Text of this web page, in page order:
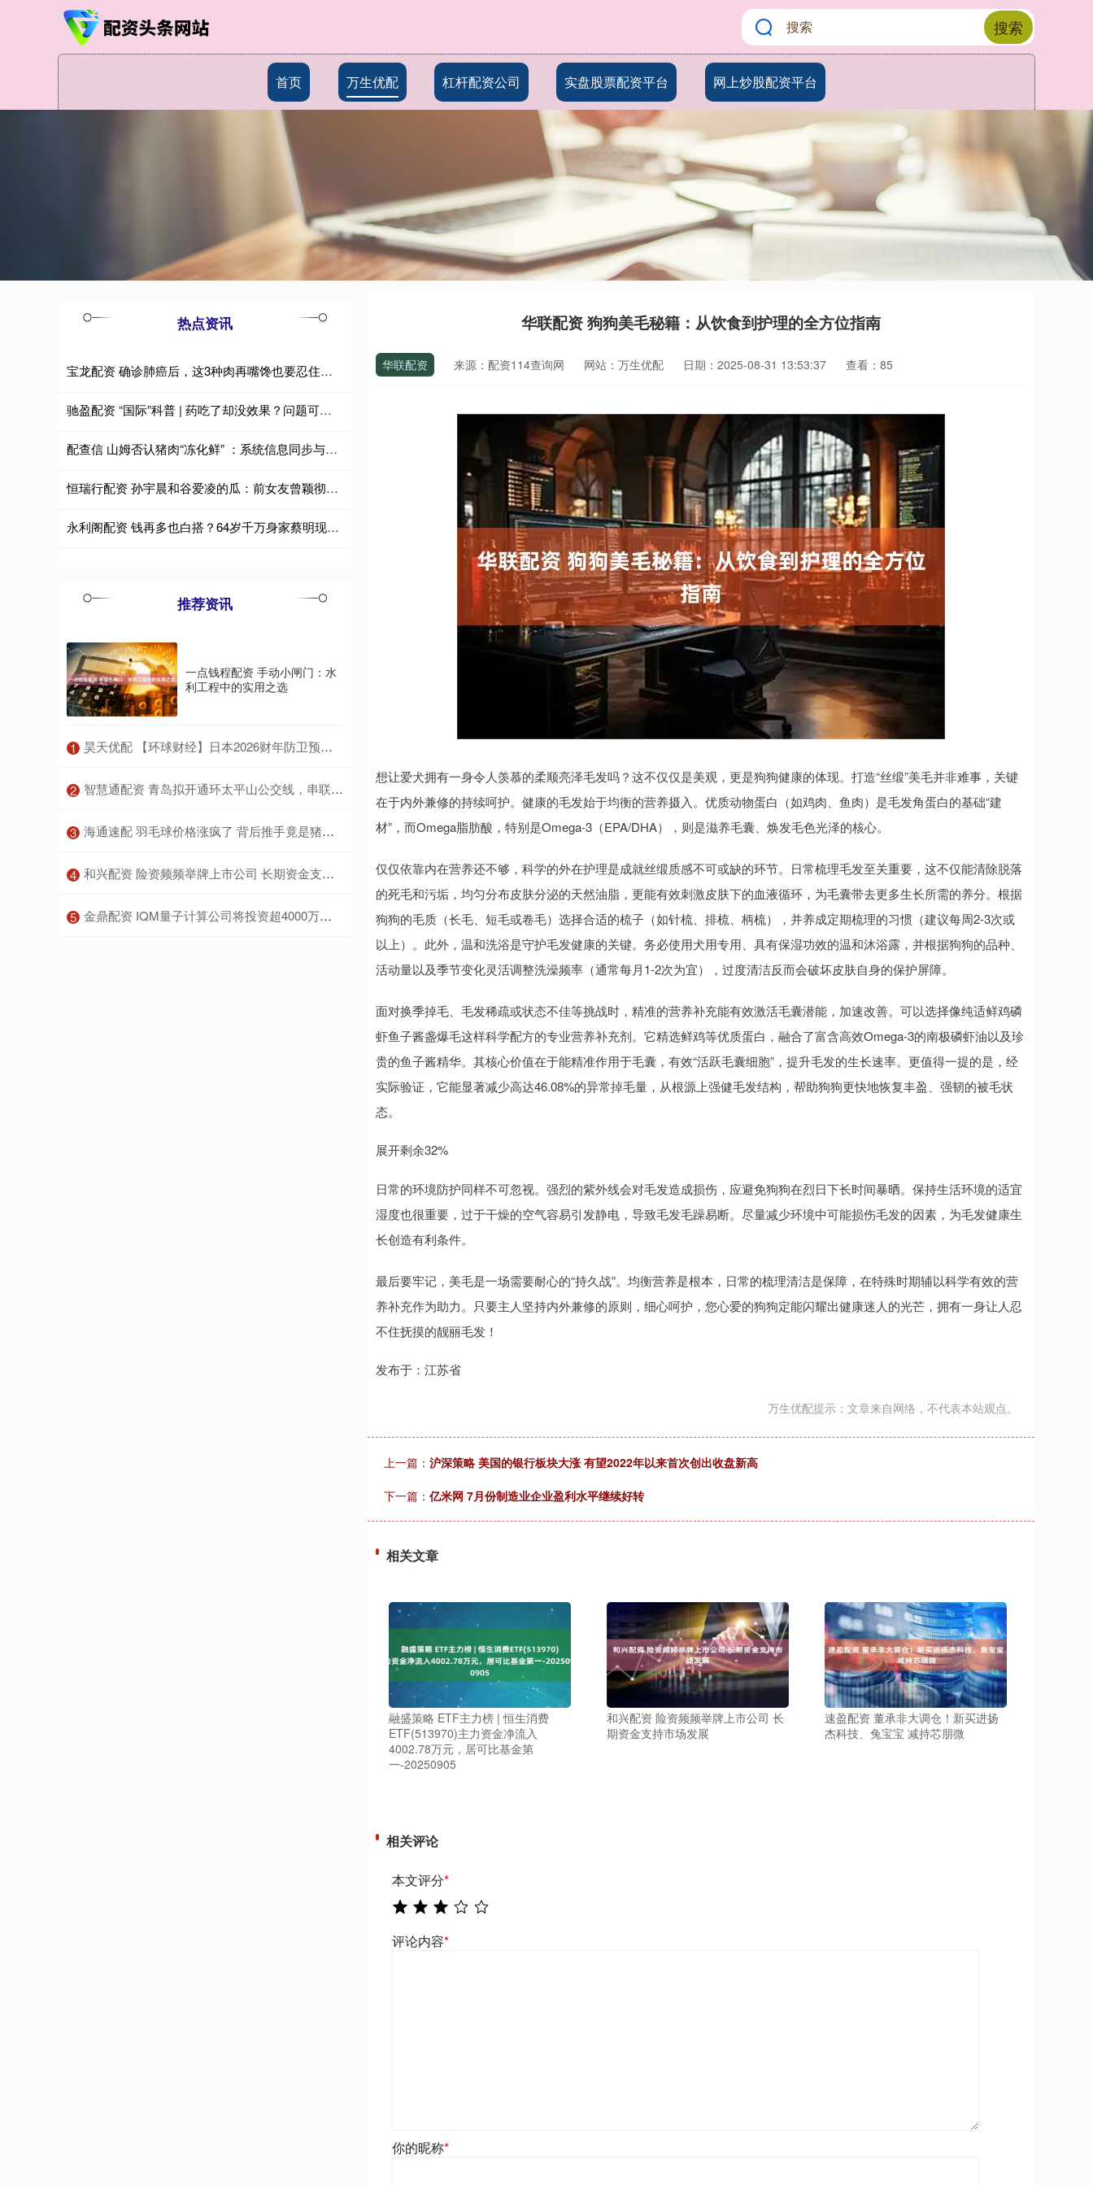
搜索
首页 万生优配 杠杆配资公司 实盘股票配资平台 网上炒股配资平台
华联配资 狗狗美毛秘籍：从饮食到护理的全方位指南
华联配资 来源：配资114查询网 网站：万生优配 日期：2025-08-31 13:53:37 查看：85
想让爱犬拥有一身令人羡慕的柔顺亮泽毛发吗？这不仅仅是美观，更是狗狗健康的体现。打造“丝缎”美毛并非难事，关键
在于内外兼修的持续呵护。健康的毛发始于均衡的营养摄入。优质动物蛋白（如鸡肉、鱼肉）是毛发角蛋白的基础“建
材”，而Omega脂肪酸，特别是Omega-3（EPA/DHA），则是滋养毛囊、焕发毛色光泽的核心。
仅仅依靠内在营养还不够，科学的外在护理是成就丝缎质感不可或缺的环节。日常梳理毛发至关重要，这不仅能清除脱落
的死毛和污垢，均匀分布皮肤分泌的天然油脂，更能有效刺激皮肤下的血液循环，为毛囊带去更多生长所需的养分。根据
狗狗的毛质（长毛、短毛或卷毛）选择合适的梳子（如针梳、排梳、柄梳），并养成定期梳理的习惯（建议每周2-3次或
以上）。此外，温和洗浴是守护毛发健康的关键。务必使用犬用专用、具有保湿功效的温和沐浴露，并根据狗狗的品种、
活动量以及季节变化灵活调整洗澡频率（通常每月1-2次为宜），过度清洁反而会破坏皮肤自身的保护屏障。
面对换季掉毛、毛发稀疏或状态不佳等挑战时，精准的营养补充能有效激活毛囊潜能，加速改善。可以选择像纯适鲜鸡磷
虾鱼子酱盏爆毛这样科学配方的专业营养补充剂。它精选鲜鸡等优质蛋白，融合了富含高效Omega-3的南极磷虾油以及珍
贵的鱼子酱精华。其核心价值在于能精准作用于毛囊，有效“活跃毛囊细胞”，提升毛发的生长速率。更值得一提的是，经
实际验证，它能显著减少高达46.08%的异常掉毛量，从根源上强健毛发结构，帮助狗狗更快地恢复丰盈、强韧的被毛状
态。
展开剩余32%
日常的环境防护同样不可忽视。强烈的紫外线会对毛发造成损伤，应避免狗狗在烈日下长时间暴晒。保持生活环境的适宜
湿度也很重要，过于干燥的空气容易引发静电，导致毛发毛躁易断。尽量减少环境中可能损伤毛发的因素，为毛发健康生
长创造有利条件。
最后要牢记，美毛是一场需要耐心的“持久战”。均衡营养是根本，日常的梳理清洁是保障，在特殊时期辅以科学有效的营
养补充作为助力。只要主人坚持内外兼修的原则，细心呵护，您心爱的狗狗定能闪耀出健康迷人的光芒，拥有一身让人忍
不住抚摸的靓丽毛发！
发布于：江苏省
万生优配提示：文章来自网络，不代表本站观点。
上一篇： 沪深策略 美国的银行板块大涨 有望2022年以来首次创出收盘新高
下一篇： 亿米网 7月份制造业企业盈利水平继续好转
相关文章
融盛策略 ETF主力榜 | 恒生消费
ETF(513970)主力资金净流入
4002.78万元，居可比基金第
一-20250905
和兴配资 险资频频举牌上市公司 长
期资金支持市场发展
速盈配资 董承非大调仓！新买进扬
杰科技、兔宝宝 减持芯朋微
相关评论
本文评分*
评论内容*
你的昵称*
热点资讯
宝龙配资 确诊肺癌后，这3种肉再嘴馋也要忍住，可能会加速病情恶化！
驰盈配资 “国际”科普 | 药吃了却没效果？问题可能出在您家餐桌上
配查信 山姆否认猪肉“冻化鲜” ：系统信息同步与校验失误 不存在“数月前屠宰”的情况
恒瑞行配资 孙宇晨和谷爱凌的瓜：前女友曾颖彻底撕破脸，聊天记录流出，大量详情披露
永利阁配资 钱再多也白搭？64岁千万身家蔡明现状，给“不婚主义”敲警钟！
推荐资讯
一点钱程配资 手动小闸门：水
利工程中的实用之选
1 ​昊天优配 【环球财经】日本2026财年防卫预算申请额创新高
2 ​智慧通配资 青岛拟开通环太平山公交线，串联多景点方便游览
3 ​海通速配 羽毛球价格涨疯了 背后推手竟是猪肉？
4 ​和兴配资 险资频频举牌上市公司 长期资金支持市场发展
5 ​金鼎配资 IQM量子计算公司将投资超4000万欧元扩建芬兰生产基地